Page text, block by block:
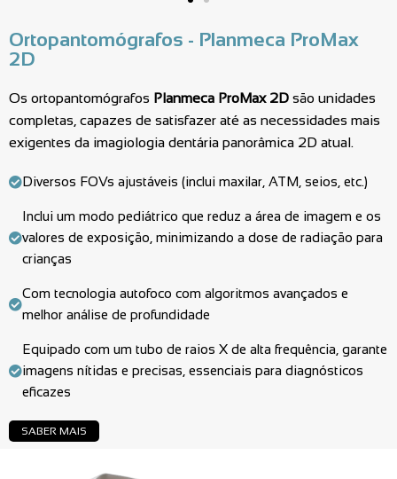
Ortopantomógrafos - Planmeca ProMax
2D
Os ortopantomógrafos Planmeca ProMax 2D são unidades
completas, capazes de satisfazer até as necessidades mais
exigentes da imagiologia dentária panorâmica 2D atual.
Diversos FOVs ajustáveis (inclui maxilar, ATM, seios, etc.)
Inclui um modo pediátrico que reduz a área de imagem e os
valores de exposição, minimizando a dose de radiação para
crianças
Com tecnologia autofoco com algoritmos avançados e
melhor análise de profundidade
Equipado com um tubo de raios X de alta frequência, garante
imagens nítidas e precisas, essenciais para diagnósticos
eficazes
SABER MAIS